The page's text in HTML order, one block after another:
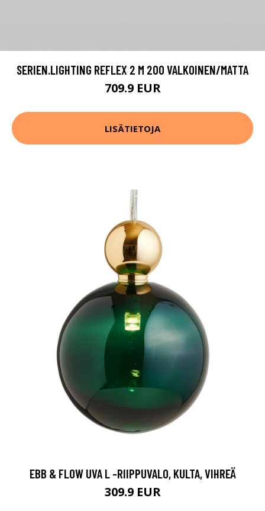
SERIEN.LIGHTING REFLEX 2 M 200 VALKOINEN/MATTA
709.9 EUR
LISÄTIETOJA
EBB & FLOW UVA L -RIIPPUVALO, KULTA, VIHREÄ
309.9 EUR